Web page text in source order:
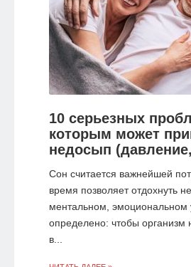
10 серьезных
которым может
недосып
Сон считается важнейшей
время позволяет отдохнуть
ментальном, эмоциональном
определено: чтобы
в...